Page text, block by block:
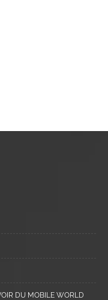
DU MOBILE WORLD